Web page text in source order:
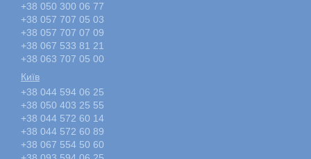
+38 050 300 06 77
+38 057 707 05 03
+38 057 707 07 09
+38 067 533 81 21
+38 063 707 05 00
Київ
+38 044 594 06 25
+38 050 403 25 55
+38 044 572 60 14
+38 044 572 60 89
+38 067 554 50 60